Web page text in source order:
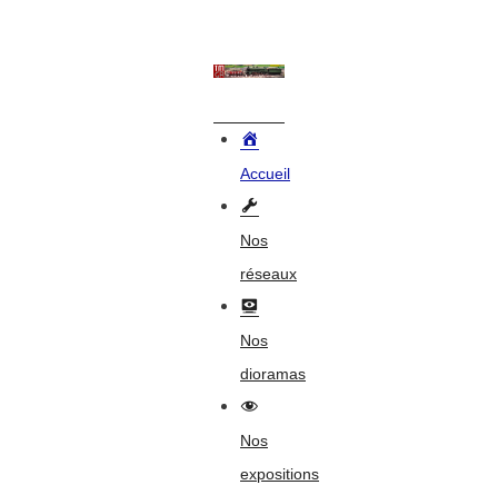
Accueil
Nos
réseaux
Nos
dioramas
Nos
expositions